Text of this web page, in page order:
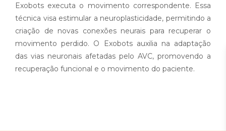
Exobots executa o movimento correspondente. Essa
técnica visa estimular a neuroplasticidade, permitindo a
criação de novas conexões neurais para recuperar o
movimento perdido. O Exobots auxilia na adaptação
das vias neuronais afetadas pelo AVC, promovendo a
recuperação funcional e o movimento do paciente.